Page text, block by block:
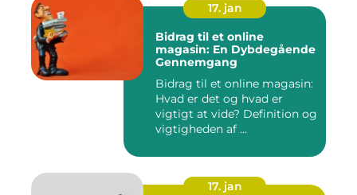
17. jan
Bidrag til et online
magasin: En Dybdegående
Gennemgang
Bidrag til et online magasin:
Hvad er det og hvad er
vigtigt at vide? Definition og
vigtigheden af ...
17. jan